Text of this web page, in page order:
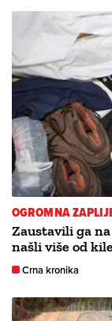
OGROMNA
Zaustavili ga
našli više od
Crna kronika